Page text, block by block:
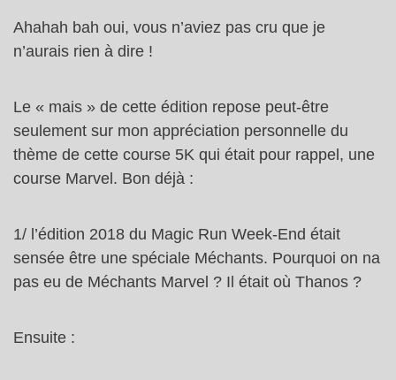
Ahahah bah oui, vous n’aviez pas cru que je
n’aurais rien à dire !
Le « mais » de cette édition repose peut-être
seulement sur mon appréciation personnelle du
thème de cette course 5K qui était pour rappel, une
course Marvel. Bon déjà :
1/ l’édition 2018 du Magic Run Week-End était
sensée être une spéciale Méchants. Pourquoi on na
pas eu de Méchants Marvel ? Il était où Thanos ?
Ensuite :